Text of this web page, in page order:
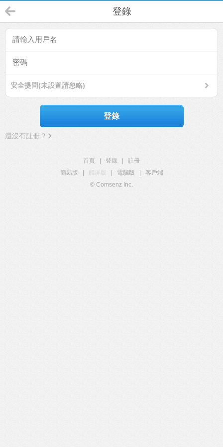
登錄
安全提問(未設置請忽略)
登錄
還沒有註冊？
首頁 登錄
註冊
簡易版
觸屏版 電腦版
客戶端
© Comsenz Inc.